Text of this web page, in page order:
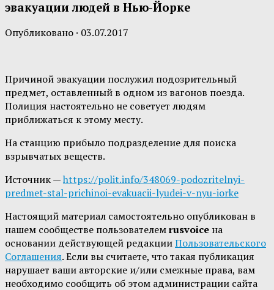
эвакуации людей в Нью-Йорке
Опубликовано · 03.07.2017
Причиной эвакуации послужил подозрительный
предмет, оставленный в одном из вагонов поезда.
Полиция настоятельно не советует людям
приближаться к этому месту.
На станцию прибыло подразделение для поиска
взрывчатых веществ.
Источник —https://polit.info/348069-podozritelnyi-
predmet-stal-prichinoi-evakuacii-lyudei-v-nyu-iorke
Настоящий материал самостоятельно опубликован в
нашем сообществе пользователемrusvoice на
основании действующей редакцииПользовательского
Соглашения. Если вы считаете, что такая публикация
нарушает ваши авторские и/или смежные права, вам
необходимо сообщить об этом администрации сайта